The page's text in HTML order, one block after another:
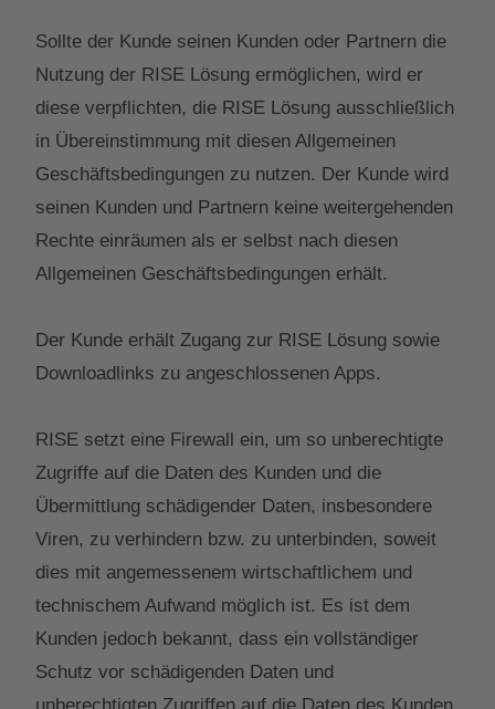
Sollte der Kunde seinen Kunden oder Partnern die
Nutzung der RISE Lösung ermöglichen, wird er
diese verpflichten, die RISE Lösung ausschließlich
in Übereinstimmung mit diesen Allgemeinen
Geschäftsbedingungen zu nutzen. Der Kunde wird
seinen Kunden und Partnern keine weitergehenden
Rechte einräumen als er selbst nach diesen
Allgemeinen Geschäftsbedingungen erhält.
Der Kunde erhält Zugang zur RISE Lösung sowie
Downloadlinks zu angeschlossenen Apps.
RISE setzt eine Firewall ein, um so unberechtigte
Zugriffe auf die Daten des Kunden und die
Übermittlung schädigender Daten, insbesondere
Viren, zu verhindern bzw. zu unterbinden, soweit
dies mit angemessenem wirtschaftlichem und
technischem Aufwand möglich ist. Es ist dem
Kunden jedoch bekannt, dass ein vollständiger
Schutz vor schädigenden Daten und